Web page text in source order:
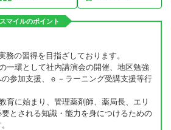
マイルのポイント
務の習得を目指ざしております。
一環として社内講演会の開催、地区勉強
参加支援、ｅ－ラーニング受講支援等行
育に始まり、管理薬剤師、薬局長、エリ
とされる知識・能力を身につけるための